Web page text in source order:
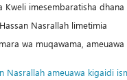
Kweli imesembaratisha
Nasrallah limetimia
wa muqawama, ameuawa
Nasrallah ameuawa kigaidi